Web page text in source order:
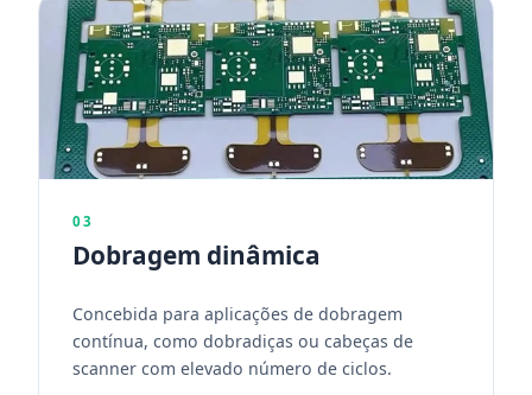
03
Dobragem dinâmica
Concebida para aplicações de dobragem
contínua, como dobradiças ou cabeças de
scanner com elevado número de ciclos.